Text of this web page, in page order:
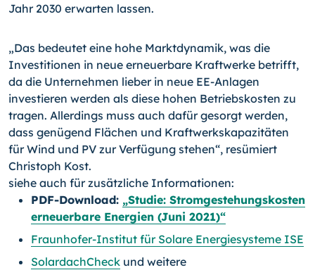
Jahr 2030 erwarten lassen.
„Das bedeutet eine hohe Marktdynamik, was die
Investitionen in neue erneuerbare Kraftwerke betrifft,
da die Unternehmen lieber in neue EE-Anlagen
investieren werden als diese hohen Betriebskosten zu
tragen. Allerdings muss auch dafür gesorgt werden,
dass genügend Flächen und Kraftwerkskapazitäten
für Wind und PV zur Verfügung stehen“, resümiert
Christoph Kost.
siehe auch für zusätzliche Informationen:
PDF-Download: „Studie: Stromgestehungskosten
erneuerbare Energien (Juni 2021)“
Fraunhofer-Institut für Solare Energiesysteme ISE
SolardachCheck und weitere